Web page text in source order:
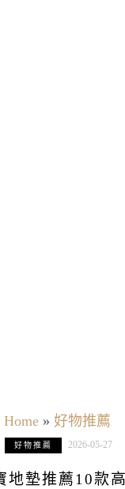
Home» 好物推薦
好物推薦 2026-05-27
地墊推薦10款